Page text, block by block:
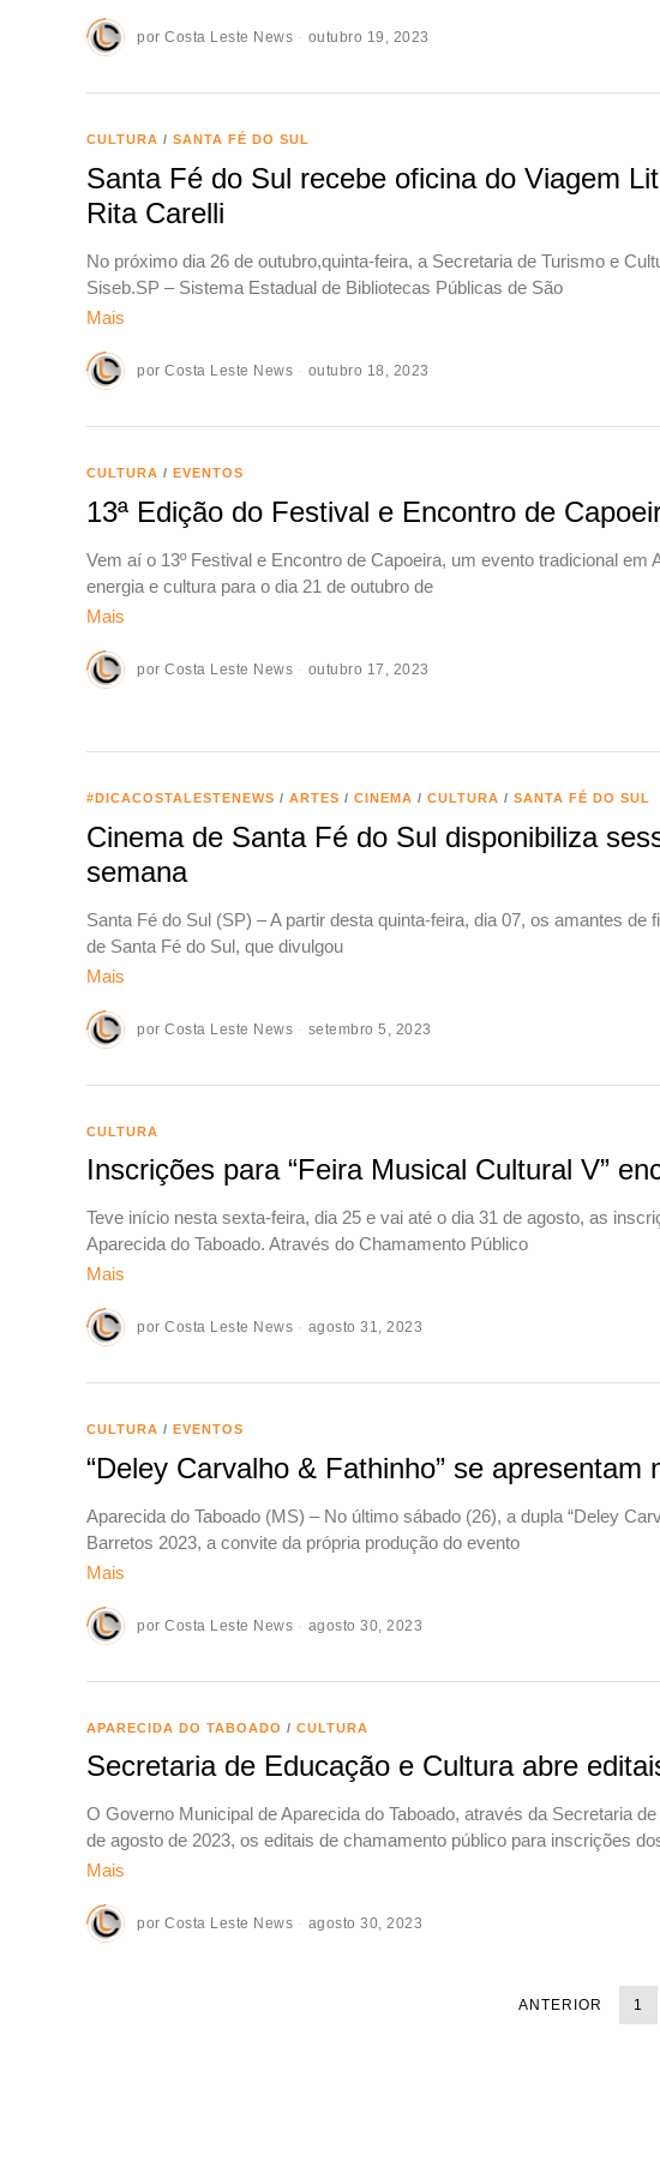
por Costa Leste News outubro 19, 2023
CULTURA / SANTA FÉ DO SUL
Santa Fé do Sul recebe oficina do Viagem
Rita Carelli
No próximo dia 26 de outubro,quinta-feira, a Secretaria de Turismo e
Siseb.SP – Sistema Estadual de Bibliotecas Públicas de São
Mais
por Costa Leste News outubro 18, 2023
CULTURA / EVENTOS
13ª Edição do Festival e Encontro de
Vem aí o 13º Festival e Encontro de Capoeira, um evento tradicional
energia e cultura para o dia 21 de outubro de
Mais
por Costa Leste News outubro 17, 2023
#DICACOSTALESTENEWS / ARTES / CINEMA / CULTURA / SANTA FÉ DO SUL
Cinema de Santa Fé do Sul disponibiliza
semana
Santa Fé do Sul (SP) – A partir desta quinta-feira, dia 07, os amantes
de Santa Fé do Sul, que divulgou
Mais
por Costa Leste News setembro 5, 2023
CULTURA
Inscrições para “Feira Musical Cultural V”
Teve início nesta sexta-feira, dia 25 e vai até o dia 31 de agosto, as
Aparecida do Taboado. Através do Chamamento Público
Mais
por Costa Leste News agosto 31, 2023
CULTURA / EVENTOS
“Deley Carvalho & Fathinho” se
Aparecida do Taboado (MS) – No último sábado (26), a dupla “Deley
Barretos 2023, a convite da própria produção do evento
Mais
por Costa Leste News agosto 30, 2023
APARECIDA DO TABOADO / CULTURA
Secretaria de Educação e Cultura abre
O Governo Municipal de Aparecida do Taboado, através da Secretaria
de agosto de 2023, os editais de chamamento público para inscrições
Mais
por Costa Leste News agosto 30, 2023
ANTERIOR 1